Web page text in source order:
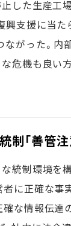
した生産工
支援に当た
ながった。内
な危機も良い
制「善管注
統制環境を
者に正確な事
な情報伝達